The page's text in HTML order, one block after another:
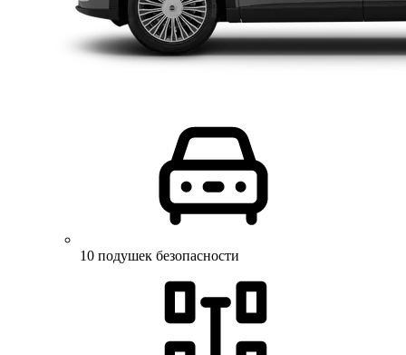
10 подушек безопасности